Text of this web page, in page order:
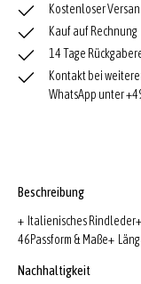
Kostenloser
Kauf auf Rechnung
14 Tage
Kontakt bei
WhatsApp unter
Beschreibung
+ Italienisches
46Passform & Maße+
Nachhaltigkeit